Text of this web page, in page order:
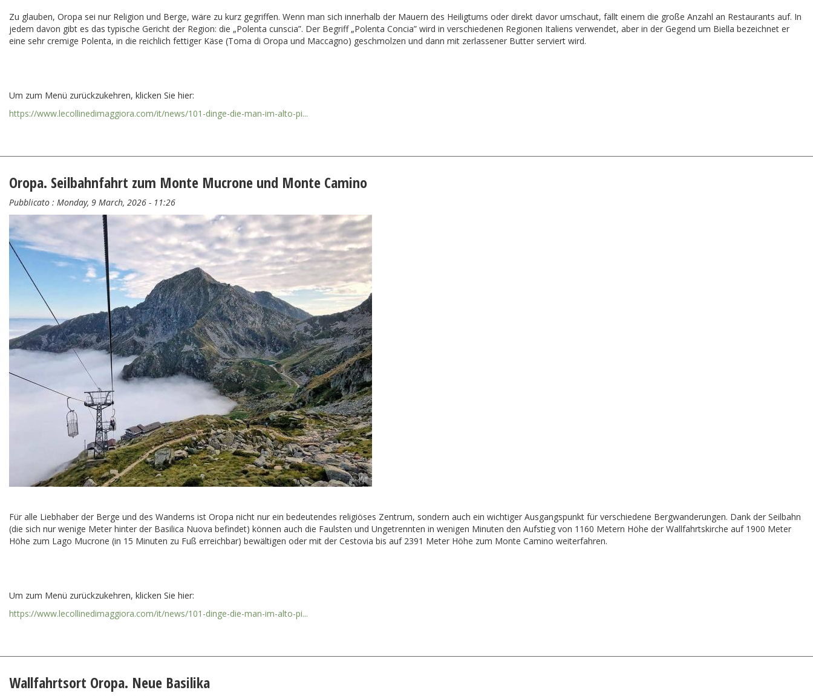
Zu glauben, Oropa sei nur Religion und Berge, wäre zu kurz gegriffen. Wenn man sich innerhalb der Mauern des Heiligtums oder direkt davor umschaut, fällt einem die große Anzahl an Restaurants auf. In
jedem davon gibt es das typische Gericht der Region: die „Polenta cunscia”. Der Begriff „Polenta Concia” wird in verschiedenen Regionen Italiens verwendet, aber in der Gegend um Biella bezeichnet er
eine sehr cremige Polenta, in die reichlich fettiger Käse (Toma di Oropa und Maccagno) geschmolzen und dann mit zerlassener Butter serviert wird.
Um zum Menü zurückzukehren, klicken Sie hier:
https://www.lecollinedimaggiora.com/it/news/101-dinge-die-man-im-alto-pi...
Oropa. Seilbahnfahrt zum Monte Mucrone und Monte Camino
Pubblicato : Monday, 9 March, 2026 - 11:26
Für alle Liebhaber der Berge und des Wanderns ist Oropa nicht nur ein bedeutendes religiöses Zentrum, sondern auch ein wichtiger Ausgangspunkt für verschiedene Bergwanderungen. Dank der Seilbahn
(die sich nur wenige Meter hinter der Basilica Nuova befindet) können auch die Faulsten und Ungetrennten in wenigen Minuten den Aufstieg von 1160 Metern Höhe der Wallfahrtskirche auf 1900 Meter
Höhe zum Lago Mucrone (in 15 Minuten zu Fuß erreichbar) bewältigen oder mit der Cestovia bis auf 2391 Meter Höhe zum Monte Camino weiterfahren.
Um zum Menü zurückzukehren, klicken Sie hier:
https://www.lecollinedimaggiora.com/it/news/101-dinge-die-man-im-alto-pi...
Wallfahrtsort Oropa. Neue Basilika